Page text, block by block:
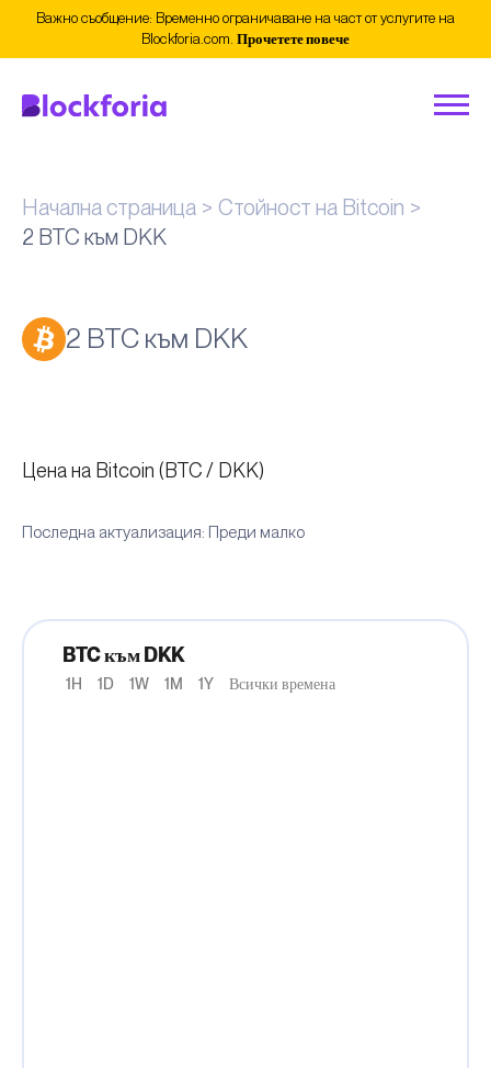
Важно съобщение: Временно ограничаване на част от услугите на
Blockforia.com. Прочетете повече
Начална страница
Стойност на Bitcoin
2 BTC към DKK
2 BTC към DKK
Цена на Bitcoin (BTC / DKK)
Последна актуализация: Преди малко
BTC към DKK
1H 1D 1W 1M 1Y Всички времена